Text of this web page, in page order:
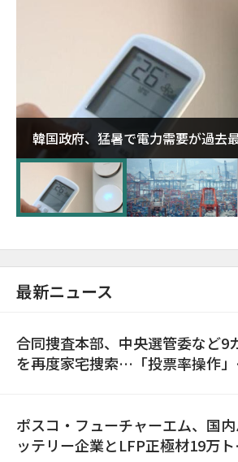
韓国政府、猛暑で電力需要が過去
に需給対応体制を点検
最新ニュース
合同捜査本部、中央選管委など9
を再度家宅捜索…「投票率操作」
ポスコ・フューチャーエム、国
ッテリー企業とLFP正極材19万ト